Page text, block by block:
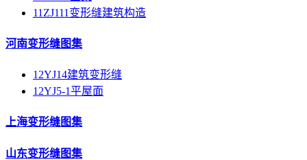
11ZJ111变形缝建筑构造
河南变形缝图集
12YJ14建筑变形缝
12YJ5-1平屋面
上海变形缝图集
山东变形缝图集